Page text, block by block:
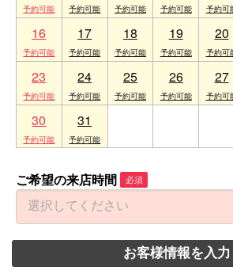
16 17 18 19 20
23 24 25 26 27
30 31
ご希望の来店時間 必須
お客様情報を入力